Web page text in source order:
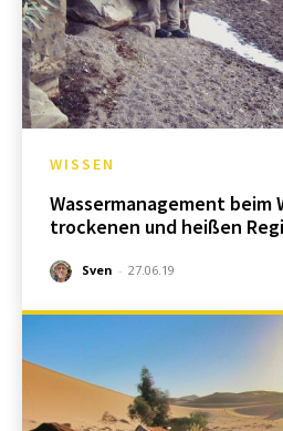
WISSEN
Wassermanagement beim
trockenen und heißen
Sven - 27.06.19